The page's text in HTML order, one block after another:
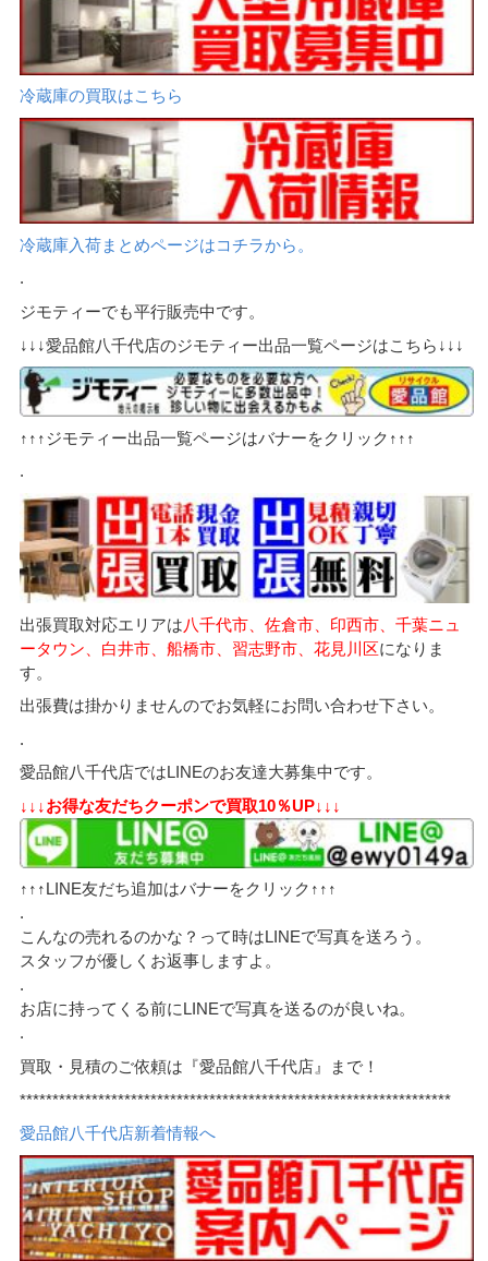
冷蔵庫の買取はこちら
冷蔵庫入荷まとめページはコチラから。
.
ジモティーでも平行販売中です。
↓↓↓愛品館八千代店のジモティー出品一覧ページはこちら↓↓↓
↑↑↑ジモティー出品一覧ページはバナーをクリック↑↑↑
.
出張買取対応エリアは八千代市、佐倉市、印西市、千葉ニュ
ータウン、白井市、船橋市、習志野市、花見川区になりま
す。
出張費は掛かりませんのでお気軽にお問い合わせ下さい。
.
愛品館八千代店ではLINEのお友達大募集中です。
↓↓↓お得な友だちクーポンで買取10％UP↓↓↓
↑↑↑LINE友だち追加はバナーをクリック↑↑↑
.
こんなの売れるのかな？って時はLINEで写真を送ろう。
スタッフが優しくお返事しますよ。
.
お店に持ってくる前にLINEで写真を送るのが良いね。
.
買取・見積のご依頼は『愛品館八千代店』まで！
******************************************************************
愛品館八千代店新着情報へ